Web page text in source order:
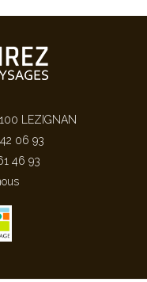
LEZIGNAN
06 93
46 93